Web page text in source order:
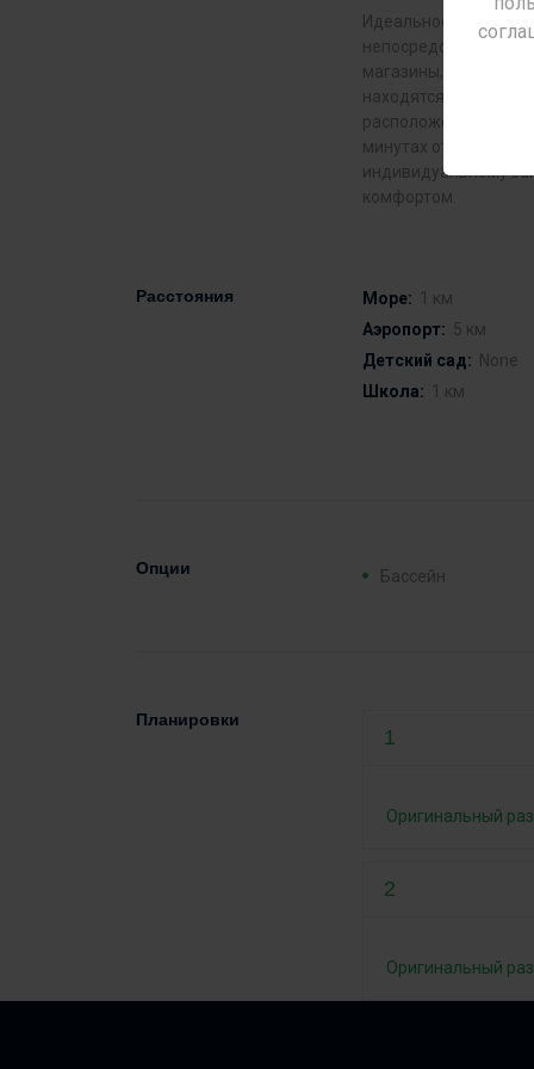
Идеальное
непосредственной
магазины, рестораны
находятся
расположению рядом
минутах от
индивидуальному
комфортом.
Расстояния Море: 1 км
Аэропорт: 5 км
Детский сад: None
Школа: 1 км
Опции Бассейн
Планировки
1
Оригинальный
2
Оригинальный